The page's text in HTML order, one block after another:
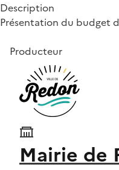
Description
Présentation du budget
Producteur
Mairie de